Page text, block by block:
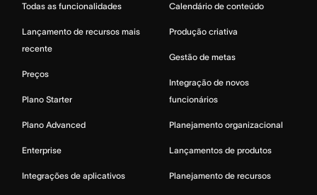
Todas as funcionalidades
Lançamento de recursos mais
recente
Preços
Plano Starter
Plano Advanced
Enterprise
Integrações de aplicativos
Calendário de conteúdo
Produção criativa
Gestão de metas
Integração de novos
funcionários
Planejamento organizacional
Lançamentos de produtos
Planejamento de recursos